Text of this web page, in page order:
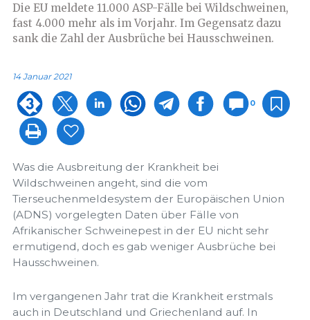
Die EU meldete 11.000 ASP-Fälle bei Wildschweinen,
fast 4.000 mehr als im Vorjahr. Im Gegensatz dazu
sank die Zahl der Ausbrüche bei Hausschweinen.
14 Januar 2021
0
Was die Ausbreitung der Krankheit bei
Wildschweinen angeht, sind die vom
Tierseuchenmeldesystem der Europäischen Union
(ADNS) vorgelegten Daten über Fälle von
Afrikanischer Schweinepest in der EU nicht sehr
ermutigend, doch es gab weniger Ausbrüche bei
Hausschweinen.
Im vergangenen Jahr trat die Krankheit erstmals
auch in Deutschland und Griechenland auf. In